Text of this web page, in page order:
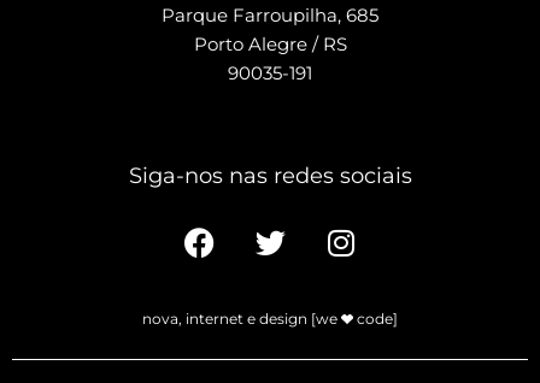
Parque Farroupilha, 685
Porto Alegre / RS
90035-191
Siga-nos nas redes sociais​
nova, internet e design [we code]